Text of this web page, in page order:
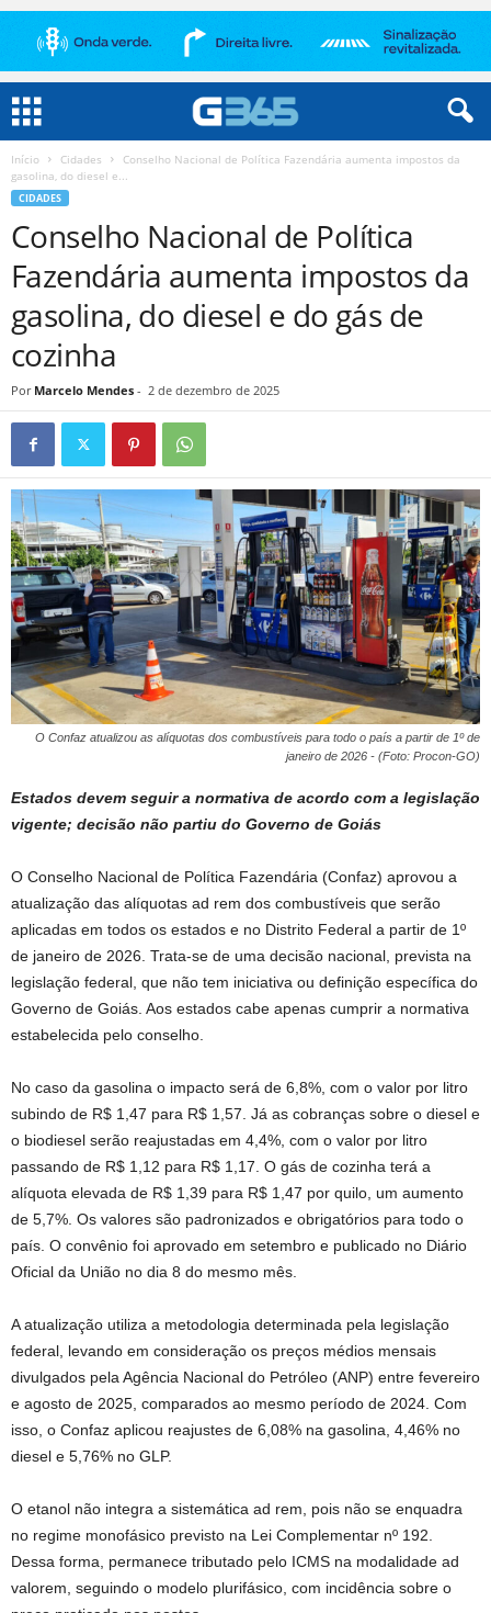
Início Cidades
Conselho Nacional de Política Fazendária aumenta impostos da
gasolina, do diesel e...
CIDADES
Conselho Nacional de Política
Fazendária aumenta impostos da
gasolina, do diesel e do gás de
cozinha
Por Marcelo Mendes - 2 de dezembro de 2025
O Confaz atualizou as alíquotas dos combustíveis para todo o país a partir de 1º de
janeiro de 2026 - (Foto: Procon-GO)
Estados devem seguir a normativa de acordo com a legislação
vigente; decisão não partiu do Governo de Goiás
O Conselho Nacional de Política Fazendária (Confaz) aprovou a
atualização das alíquotas ad rem dos combustíveis que serão
aplicadas em todos os estados e no Distrito Federal a partir de 1º
de janeiro de 2026. Trata-se de uma decisão nacional, prevista na
legislação federal, que não tem iniciativa ou definição específica do
Governo de Goiás. Aos estados cabe apenas cumprir a normativa
estabelecida pelo conselho.
No caso da gasolina o impacto será de 6,8%, com o valor por litro
subindo de R$ 1,47 para R$ 1,57. Já as cobranças sobre o diesel e
o biodiesel serão reajustadas em 4,4%, com o valor por litro
passando de R$ 1,12 para R$ 1,17. O gás de cozinha terá a
alíquota elevada de R$ 1,39 para R$ 1,47 por quilo, um aumento
de 5,7%. Os valores são padronizados e obrigatórios para todo o
país. O convênio foi aprovado em setembro e publicado no Diário
Oficial da União no dia 8 do mesmo mês.
A atualização utiliza a metodologia determinada pela legislação
federal, levando em consideração os preços médios mensais
divulgados pela Agência Nacional do Petróleo (ANP) entre fevereiro
e agosto de 2025, comparados ao mesmo período de 2024. Com
isso, o Confaz aplicou reajustes de 6,08% na gasolina, 4,46% no
diesel e 5,76% no GLP.
O etanol não integra a sistemática ad rem, pois não se enquadra
no regime monofásico previsto na Lei Complementar nº 192.
Dessa forma, permanece tributado pelo ICMS na modalidade ad
valorem, seguindo o modelo plurifásico, com incidência sobre o